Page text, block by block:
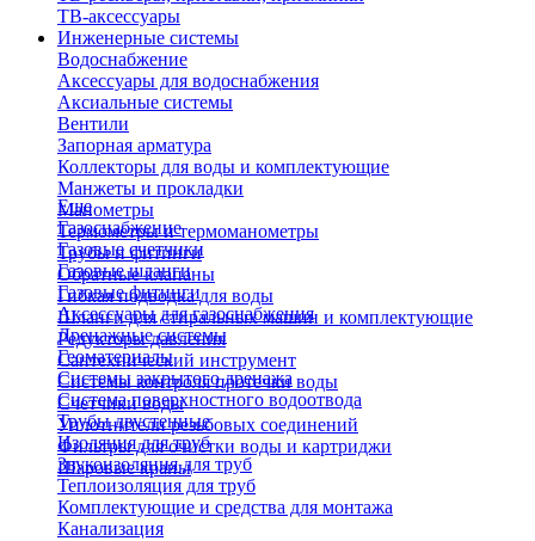
ТВ-аксессуары
Инженерные системы
Водоснабжение
Аксессуары для водоснабжения
Аксиальные системы
Вентили
Запорная арматура
Коллекторы для воды и комплектующие
Манжеты и прокладки
Манометры
Термометры и термоманометры
Трубы и фитинги
Обратные клапаны
Гибкая подводка для воды
Шланги для стиральных машин и комплектующие
Редукторы давления
Сантехнический инструмент
Системы контроля протечки воды
Счетчики воды
Уплотнители резьбовых соединений
Фильтры для очистки воды и картриджи
Шаровые краны
Еще
Газоснабжение
Газовые счетчики
Газовые шланги
Газовые фитинги
Аксессуары для газоснабжения
Дренажные системы
Геоматериалы
Системы закрытого дренажа
Система поверхностного водоотвода
Трубы двустенные
Изоляция для труб
Звукоизоляция для труб
Теплоизоляция для труб
Комплектующие и средства для монтажа
Канализация